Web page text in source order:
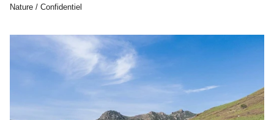
Nature / Confidentiel